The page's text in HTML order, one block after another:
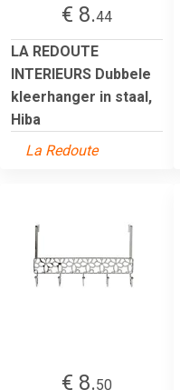
€ 8.44
LA REDOUTE
INTERIEURS Dubbele
kleerhanger in staal,
Hiba
La Redoute
€ 8.50